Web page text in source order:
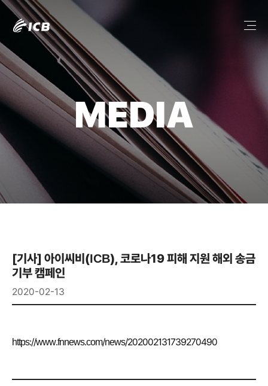
MEDIA
[기사] 아이씨비(ICB), 코로나19 피해 지원 해외 송금
기부 캠페인
2020-02-13
https://www.fnnews.com/news/202002131739270490